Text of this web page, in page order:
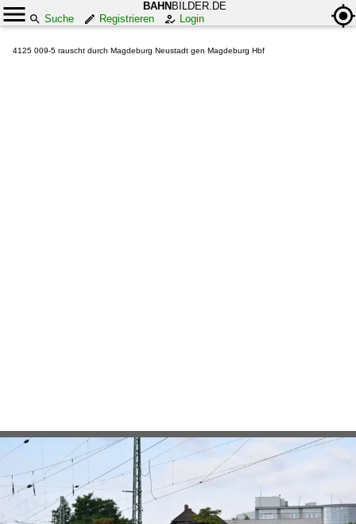
BAHN BILDER.DE
Suche
Registrieren Login
4125 009-5 rauscht durch Magdeburg Neustadt gen Magdeburg Hbf